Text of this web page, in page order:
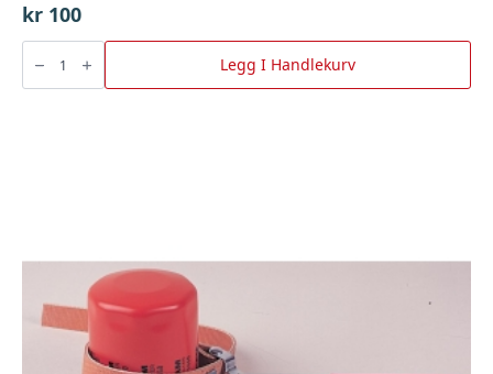
kr 100
Bussing,
messing
1
Legg I Handlekurv